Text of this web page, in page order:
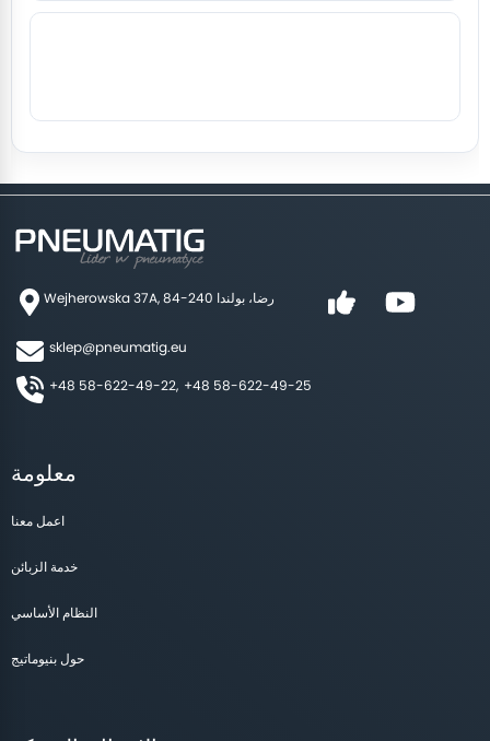
Wejherowska 37A, 84-240 رضا، بولندا
sklep@pneumatig.eu
+48 58-622-49-22, +48 58-622-49-25
معلومة
اعمل معنا
خدمة الزبائن
النظام الأساسي
حول بنيوماتيج